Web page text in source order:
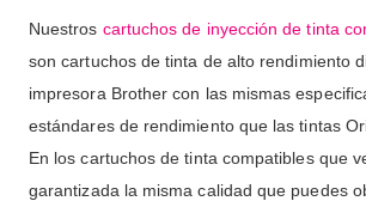
Nuestros cartuchos de inyección de tinta
son cartuchos de tinta de alto rendimiento
impresora Brother con las mismas
estándares de rendimiento que las tintas
En los cartuchos de tinta compatibles que
garantizada la misma calidad que puedes